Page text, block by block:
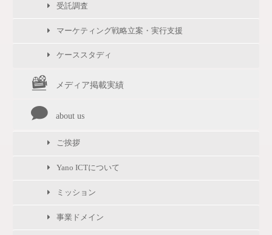
受託調査
マーケティング戦略立案・実行支援
ケーススタディ
メディア掲載実績
about us
ご挨拶
Yano ICTについて
ミッション
事業ドメイン